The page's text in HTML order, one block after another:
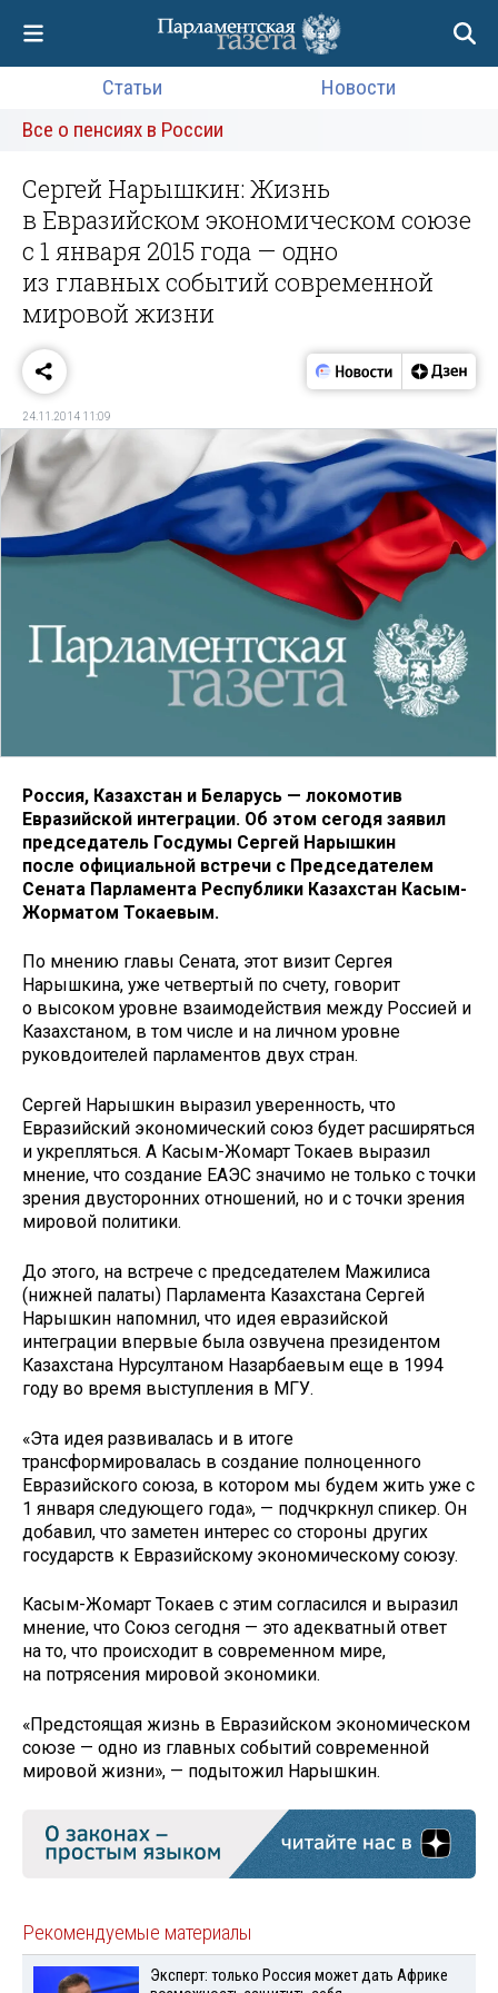
Статьи
Новости
Все о пенсиях в России
Сергей Нарышкин: Жизнь
в Евразийском экономическом союзе
с 1 января 2015 года — одно
из главных событий современной
мировой жизни
24.11.2014 11:09
Россия, Казахстан и Беларусь — локомотив
Евразийской интеграции. Об этом сегодя заявил
председатель Госдумы Сергей Нарышкин
после официальной встречи с Председателем
Сената Парламента Республики Казахстан Касым-
Жорматом Токаевым.
По мнению главы Сената, этот визит Сергея
Нарышкина, уже четвертый по счету, говорит
о высоком уровне взаимодействия между Россией и
Казахстаном, в том числе и на личном уровне
руковдоителей парламентов двух стран.
Сергей Нарышкин выразил уверенность, что
Евразийский экономический союз будет расширяться
и укрепляться. А Касым-Жомарт Токаев выразил
мнение, что создание ЕАЭС значимо не только с точки
зрения двусторонних отношений, но и с точки зрения
мировой политики.
До этого, на встрече с председателем Мажилиса
(нижней палаты) Парламента Казахстана Сергей
Нарышкин напомнил, что идея евразийской
интеграции впервые была озвучена президентом
Казахстана Нурсултаном Назарбаевым еще в 1994
году во время выступления в МГУ.
«Эта идея развивалась и в итоге
трансформировалась в создание полноценного
Евразийского союза, в котором мы будем жить уже с
1 января следующего года», — подчкркнул спикер. Он
добавил, что заметен интерес со стороны других
государств к Евразийскому экономическому союзу.
Касым-Жомарт Токаев с этим согласился и выразил
мнение, что Союз сегодня — это адекватный ответ
на то, что происходит в современном мире,
на потрясения мировой экономики.
«Предстоящая жизнь в Евразийском экономическом
союзе — одно из главных событий современной
мировой жизни», — подытожил Нарышкин.
Рекомендуемые материалы
Эксперт: только Россия может дать Африке